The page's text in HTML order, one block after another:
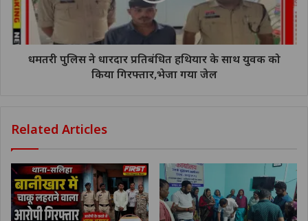
धमतरी पुलिस ने धारदार प्रतिबंधित हथियार के साथ युवक को
किया गिरफ्तार,भेजा गया जेल
Related Articles